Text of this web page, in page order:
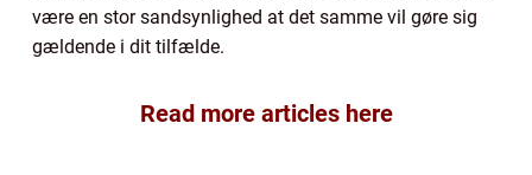
være en stor sandsynlighed at det samme vil gøre sig
gældende i dit tilfælde.
Read more articles here